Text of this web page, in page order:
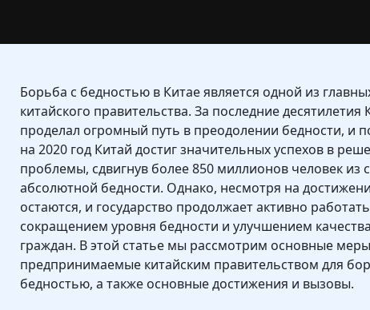
Борьба с бедностью в Китае является одной из
китайского правительства. За последние десятилетия
проделал огромный путь в преодолении бедности, и
на 2020 год Китай достиг значительных успехов в
проблемы, сдвигнув более 850 миллионов человек из
абсолютной бедности. Однако, несмотря на
остаются, и государство продолжает активно
сокращением уровня бедности и улучшением
граждан. В этой статье мы рассмотрим основные
предпринимаемые китайским правительством для
бедностью, а также основные достижения и вызовы.